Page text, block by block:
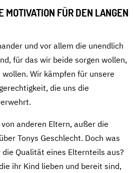
MOTIVATION FÜR DEN LANGEN
und vor allem die unendlich
für das wir beide sorgen wollen,
Wir kämpfen für unsere
die uns die
anderen Eltern, außer die
Tonys Geschlecht. Doch was
Qualität eines Elternteils aus?
ihr Kind lieben und bereit sind,